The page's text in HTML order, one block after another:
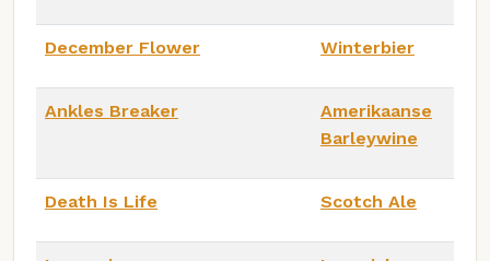
December Flower Winterbier
Ankles Breaker
Amerikaanse
Barleywine
Death Is Life Scotch Ale